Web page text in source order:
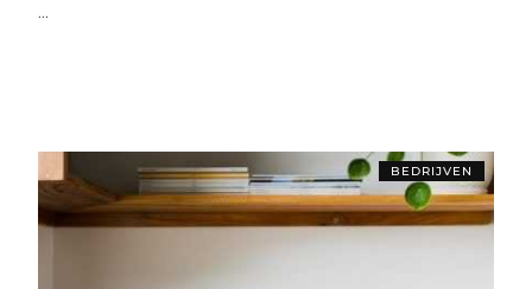
...
BEDRIJVEN